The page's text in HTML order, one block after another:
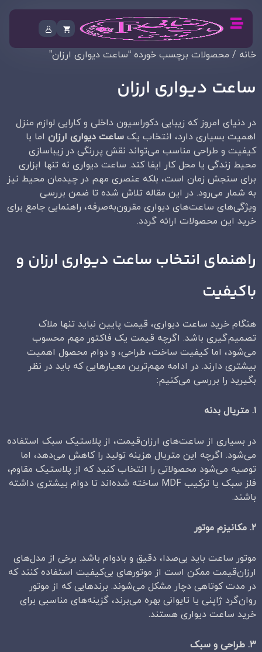
خانه / محصولات برچسب خورده “ساعت دیواری ارزان”
ساعت دیواری ارزان
در دنیای امروز که زیبایی دکوراسیون داخلی و کارایی لوازم منزل
اهمیت بسیاری دارد، انتخاب یک ساعت دیواری ارزان اما با
کیفیت و طراحی مناسب می‌تواند نقش پررنگی در زیباسازی
محیط زندگی یا محل کار ایفا کند. ساعت دیواری نه تنها ابزاری
برای سنجش زمان است، بلکه عنصری مهم در چیدمان محیط نیز
به شمار می‌رود. در این مقاله تلاش شده تا ضمن بررسی
ویژگی‌های ساعت‌های دیواری مقرون‌به‌صرفه، راهنمایی جامع برای
خرید این محصولات ارائه گردد.
راهنمای انتخاب ساعت دیواری ارزان و
باکیفیت
هنگام خرید ساعت دیواری، قیمت پایین نباید تنها ملاک
تصمیم‌گیری باشد. اگرچه قیمت یک فاکتور مهم محسوب
می‌شود، اما کیفیت ساخت، طراحی، و دوام محصول اهمیت
بیشتری دارند. در ادامه مهم‌ترین معیارهایی که باید در نظر
بگیرید را بررسی می‌کنیم:
۱. متریال بدنه
در بسیاری از ساعت‌های ارزان‌قیمت، از پلاستیک سبک استفاده
می‌شود. اگرچه این متریال هزینه تولید را کاهش می‌دهد، اما
توصیه می‌شود محصولاتی را انتخاب کنید که از پلاستیک مقاوم،
فلز سبک یا ترکیب MDF ساخته شده‌اند تا دوام بیشتری داشته
باشند.
۲. مکانیزم موتور
موتور ساعت باید بی‌صدا، دقیق و بادوام باشد. برخی از مدل‌های
ارزان‌قیمت ممکن است از موتورهای بی‌کیفیت استفاده کنند که
در مدت کوتاهی دچار مشکل می‌شوند. برندهایی که از موتور
روان‌گرد ژاپنی یا تایوانی بهره می‌برند، گزینه‌های مناسبی برای
خرید ساعت دیواری هستند.
۳. طراحی و سبک